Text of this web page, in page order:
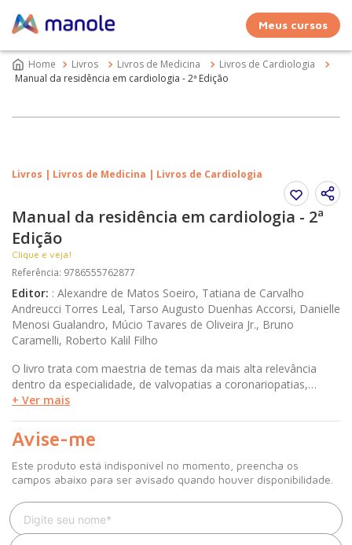
Meus cursos
Livros Livros de Medicina
Livros de Cardiologia
Manual da residência em cardiologia - 2ª Edição
Livros | Livros de Medicina | Livros de Cardiologia
Manual da residência em cardiologia - 2ª
Edição
Clique e veja!
Referência: 9786555762877
Editor: : Alexandre de Matos Soeiro, Tatiana de Carvalho
Andreucci Torres Leal, Tarso Augusto Duenhas Accorsi, Danielle
Menosi Gualandro, Múcio Tavares de Oliveira Jr., Bruno
Caramelli, Roberto Kalil Filho
O livro trata com maestria de temas da mais alta relevância
dentro da especialidade, de valvopatias a coronariopatias,
cardiopatias congênitas e arritmias, formas de apresentação
+ Ver mais
Avise-me
Este produto está indisponível no momento, preencha os
campos abaixo para ser avisado quando houver disponibilidade.